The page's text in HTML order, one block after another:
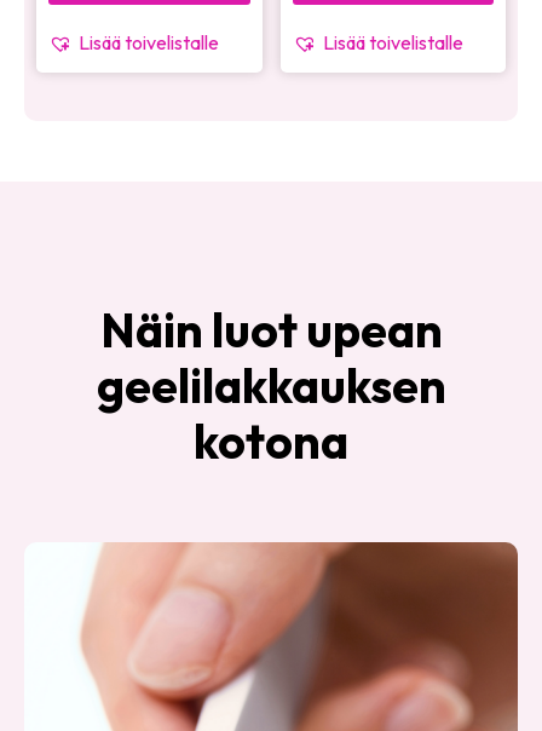
Lisää toivelistalle Lisää toivelistalle
Näin luot upean
geelilakkauksen
kotona